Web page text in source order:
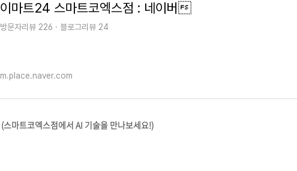
이마트24 스마트코엑스점 : 네이버
방문자리뷰 226 · 블로그리뷰 24
m.place.naver.com
(스마트코엑스점에서 AI 기술을 만나보세요!)